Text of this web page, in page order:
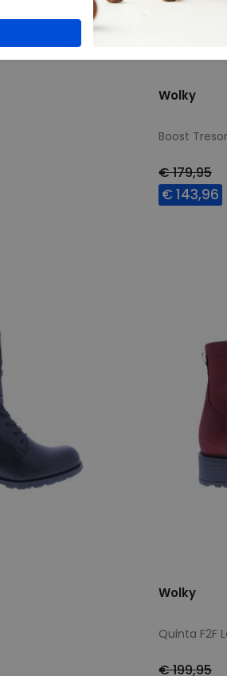
Wolky
Boost
€ 179,95
€ 143,96
Wolky
Quinta F2F
€ 199,95